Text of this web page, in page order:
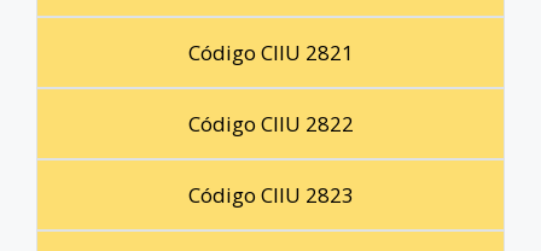
Código CIIU 2821
Código CIIU 2822
Código CIIU 2823